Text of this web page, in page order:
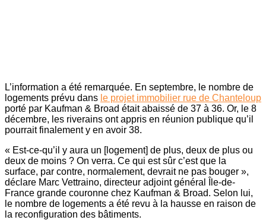
L’information a été remarquée. En septembre, le nombre de
logements prévu dans le projet immobilier rue de Chanteloup
porté par Kaufman & Broad était abaissé de 37 à 36. Or, le 8
décembre, les riverains ont appris en réunion publique qu’il
pourrait finalement y en avoir 38.
« Est-ce-qu’il y aura un [logement] de plus, deux de plus ou
deux de moins ? On verra. Ce qui est sûr c’est que la
surface, par contre, normalement, devrait ne pas bouger »,
déclare Marc Vettraino, directeur adjoint général Île-de-
France grande couronne chez Kaufman & Broad. Selon lui,
le nombre de logements a été revu à la hausse en raison de
la ­reconfiguration des bâtiments.